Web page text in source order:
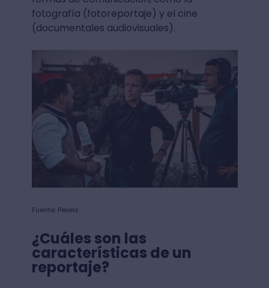
fotografía (fotoreportaje) y el cine
(documentales audiovisuales).
Fuente: Pexels
¿Cuáles son las
características de un
reportaje?